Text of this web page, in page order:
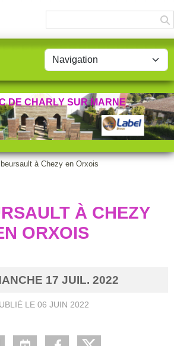
DE CHARLY SUR MARNE
à Chezy en Orxois
À CHEZY
ORXOIS
17 JUIL. 2022
LE 06 JUIN 2022